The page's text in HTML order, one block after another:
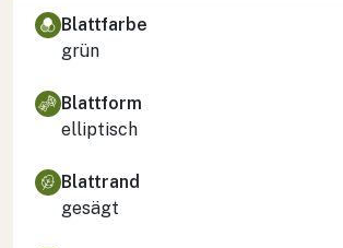
Blattfarbe
grün
Blattform
elliptisch
Blattrand
gesägt